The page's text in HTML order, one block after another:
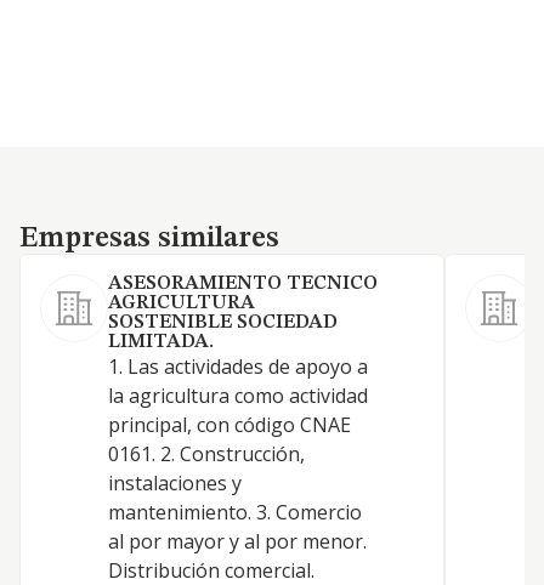
Empresas similares
Empresas similares
ASESORAMIENTO TECNICO
AGRICULTURA
SOSTENIBLE SOCIEDAD
LIMITADA.
1. Las actividades de apoyo a
la agricultura como actividad
principal, con código CNAE
0161. 2. Construcción,
instalaciones y
mantenimiento. 3. Comercio
al por mayor y al por menor.
Distribución comercial.